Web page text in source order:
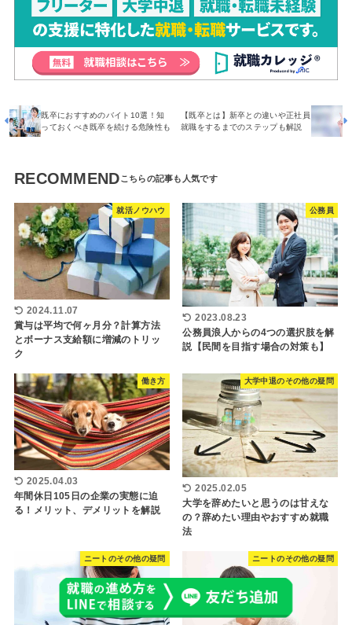
既卒におすすめのバイト10選！知
っておくべき既卒を続ける危険性も
【既卒とは】新卒との違いや正社員
就職をするまでのステップも解説
RECOMMEND
就活ノウハウ
2024.11.07
賞与は平均で何ヶ月分？計算方法
とボーナス支給額に増減のトリッ
ク
公務員
2023.08.23
公務員浪人からの4つの選択肢を解
説【民間を目指す場合の対策も】
働き方
2025.04.03
年間休日105日の企業の実態に迫
る！メリット、デメリットを解説
大学中退のその他の疑問
2025.02.05
大学を辞めたいと思うのは甘えな
の？辞めたい理由やおすすめ就職
法
ニートのその他の疑問 ニートのその他の疑問